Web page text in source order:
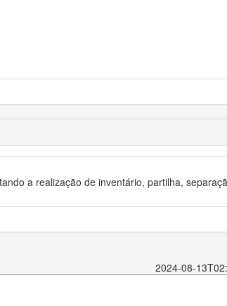
a realização de inventário, partilha,
2024-08-